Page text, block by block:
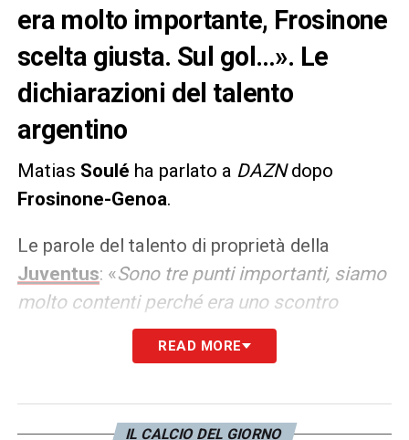
era molto importante, Frosinone
scelta giusta. Sul gol…». Le
dichiarazioni del talento
argentino
Matias Soulé ha parlato a DAZNdopo
Frosinone-Genoa.
Le parole del talento di proprietà della
Juventus: «Sono tre punti importanti, siamo
molto contenti perché era uno scontro
diretto. Sabato c’è una partita dura. Questi
punti ci servivano per forza. I tifosi? È
READ MORE
IL CALCIO DEL GIORNO